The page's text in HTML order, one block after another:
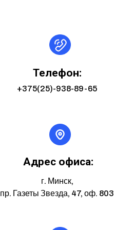
Адрес офиса:
г. Минск,
пр. Газеты Звезда, 47, оф. 803
Телефон:
+375(25)-938-89-65